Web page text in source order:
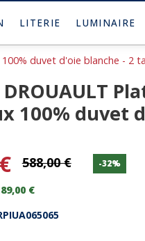
LITERIE LUMINAIRE
duvet d'oie blanche - 2
100% duvet
588,00 € -32%
€